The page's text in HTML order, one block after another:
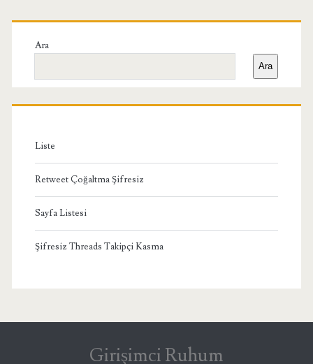
Birincil
Yan
Menü
Ara
Ara
Liste
Retweet Çoğaltma Şifresiz
Sayfa Listesi
Şifresiz Threads Takipçi Kasma
Girişimci Ruhum